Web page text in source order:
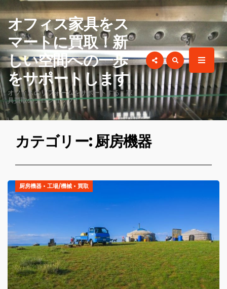
for:
オフィス家具をス
マートに買取！新
しい空間への一歩
をサポートします
オフィスのリフォームをサポートする、家
具買取のプロショップ！
カテゴリー: 厨房機器
厨房機器 • 工場/機械 • 買取